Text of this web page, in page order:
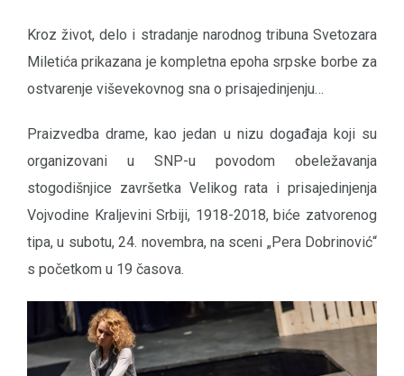
Kroz život, delo i stradanje narodnog tribuna Svetozara
Miletića prikazana je kompletna epoha srpske borbe za
ostvarenje viševekovnog sna o prisajedinjenju…
Praizvedba drame, kao jedan u nizu događaja koji su
organizovani u SNP-u povodom obeležavanja
stogodišnjice završetka Velikog rata i prisajedinjenja
Vojvodine Kraljevini Srbiji, 1918-2018, biće zatvorenog
tipa, u subotu, 24. novembra, na sceni „Pera Dobrinović“
s početkom u 19 časova.